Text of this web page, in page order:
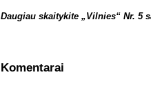
Daugiau skaitykite „Vilnies“ Nr. 5
Komentarai